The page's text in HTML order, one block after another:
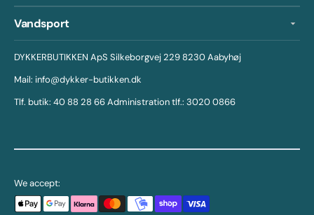
Vandsport
DYKKERBUTIKKEN ApS Silkeborgvej 229 8230 Aabyhøj
Mail: info@dykker-butikken.dk
Tlf. butik: 40 88 28 66 Administration tlf.: 3020 0866
We accept: